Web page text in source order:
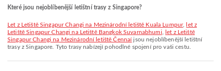
Které jsou nejoblíbenější letištní trasy z Singapore?
let z Letiště Singapur Changi na Mezinárodní letiště Kuala Lumpur,
let z
Letiště Singapur Changi na Letiště Bangkok Suvarnabhumi
let z Letiště
Singapur Changi na Mezinárodní letiště Čennaí jsou nejoblíbenější letištní
trasy z Singapore. Tyto trasy nabízejí pohodlné spojení pro vaši cestu.